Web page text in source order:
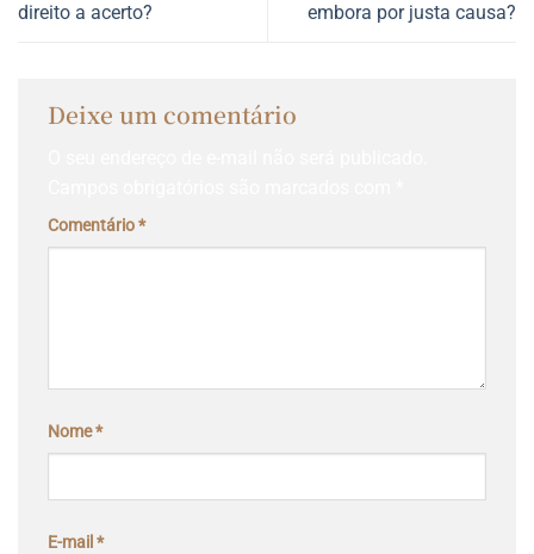
direito a acerto?
embora por justa causa?
Deixe um comentário
Comentário*
Nome*
E-mail *